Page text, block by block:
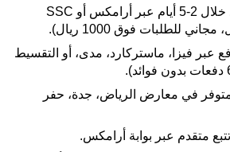
: توصيل خلال 2-5 أيام عبر أرامكس أو SSC
عبر فيزا، ماستركارد، مدى، أو التقسيط
في معارض الرياض، جدة، حفر
متقدم عبر بوابة أرامكس.